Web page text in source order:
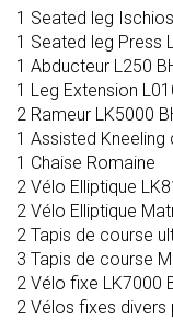
1 Seated leg
1 Seated leg Press
1 Abducteur L250
1 Leg Extension
2 Rameur LK5000
1 Assisted Kneeling
1 Chaise Romaine
2 Vélo Elliptique
2 Vélo Elliptique
2 Tapis de course
3 Tapis de course
2 Vélo fixe LK7000
2 Vélos fixes divers